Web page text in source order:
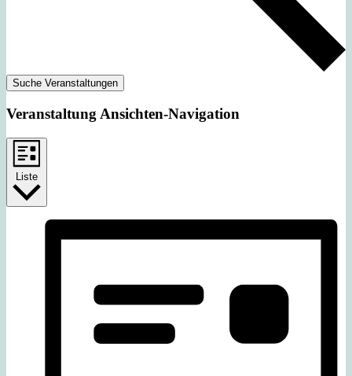
Suche Veranstaltungen
Veranstaltung Ansichten-Navigation
Liste